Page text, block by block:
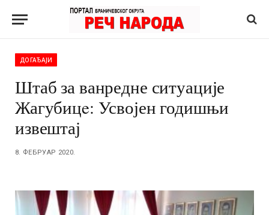
ДОГАЂАЈИ
Штаб за ванредне ситуације
Жагубицe: Усвојен годишњи
извештај
8. ФЕБРУАР 2020.